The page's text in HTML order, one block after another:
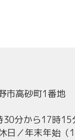
市高砂町1番地
30分から17時15
日／年末年始